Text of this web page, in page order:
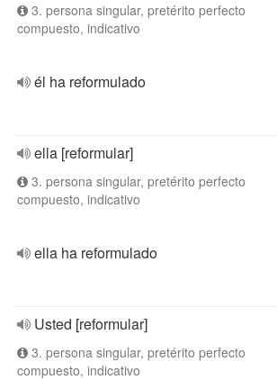
3. persona singular, pretérito perfecto
compuesto, indicativo
él ha reformulado
ella [reformular]
3. persona singular, pretérito perfecto
compuesto, indicativo
ella ha reformulado
Usted [reformular]
3. persona singular, pretérito perfecto
compuesto, indicativo